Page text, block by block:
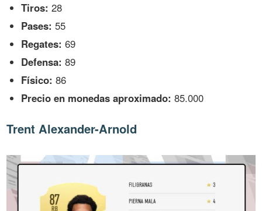
Tiros: 28
Pases: 55
Regates: 69
Defensa: 89
Físico: 86
Precio en monedas aproximado: 85.000
Trent Alexander-Arnold